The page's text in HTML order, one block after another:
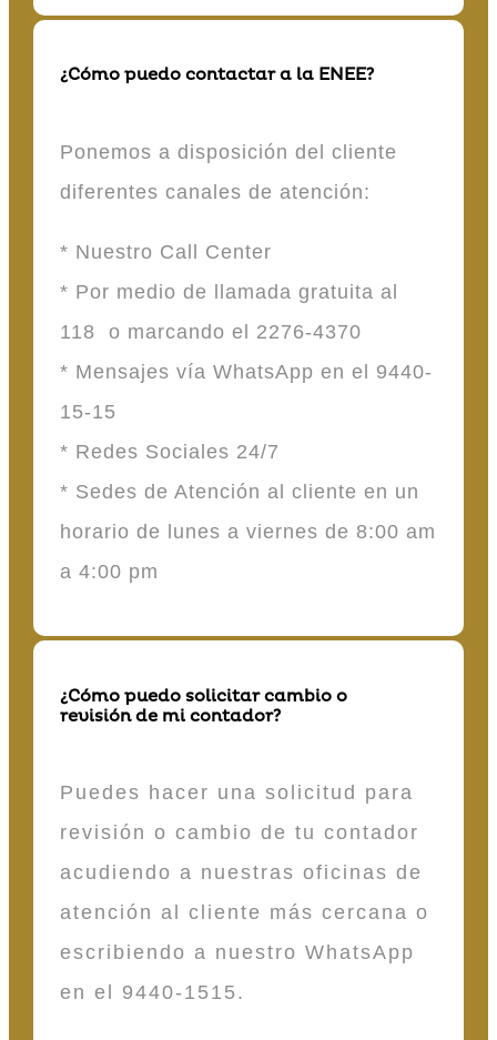
¿Cómo puedo contactar a la ENEE?
Ponemos a disposición del cliente
diferentes canales de atención:
* Nuestro Call Center
* Por medio de llamada gratuita al
118 o marcando el 2276-4370
* Mensajes vía WhatsApp en el 9440-
15-15
* Redes Sociales 24/7
* Sedes de Atención al cliente en un
horario de lunes a viernes de 8:00 am
a 4:00 pm
¿Cómo puedo solicitar cambio o
revisión de mi contador?
Puedes hacer una solicitud para
revisión o cambio de tu contador
acudiendo a nuestras oficinas de
atención al cliente más cercana o
escribiendo a nuestro WhatsApp
en el 9440-1515.